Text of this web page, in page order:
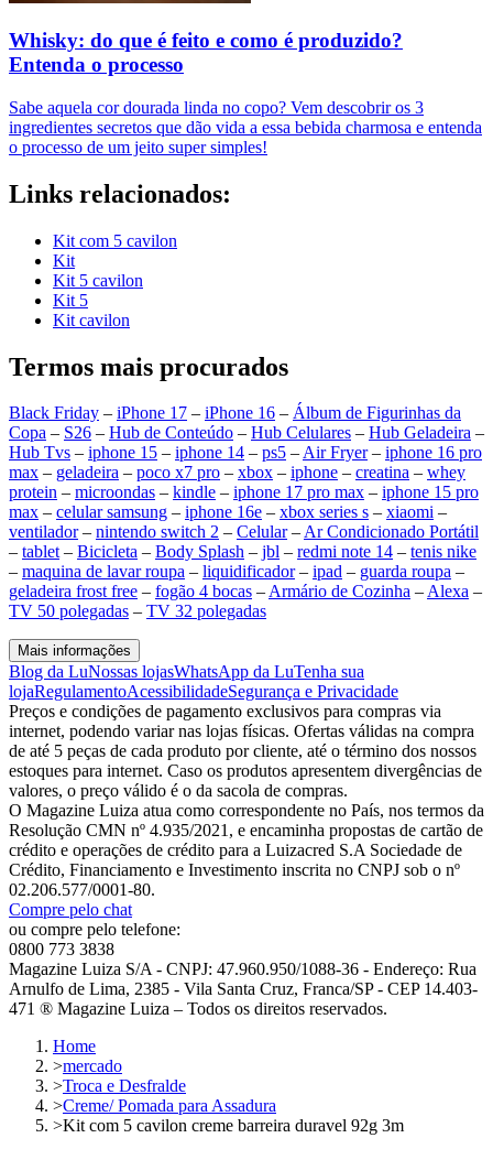
Whisky: do que é feito e como é produzido?
Entenda o processo
Sabe aquela cor dourada linda no copo? Vem descobrir os 3
ingredientes secretos que dão vida a essa bebida charmosa e entenda
o processo de um jeito super simples!
Links relacionados:
Kit com 5 cavilon
Kit
Kit 5 cavilon
Kit 5
Kit cavilon
Termos mais procurados
Black Friday – iPhone 17 – iPhone 16 – Álbum de Figurinhas da
Copa – S26 – Hub de Conteúdo – Hub Celulares – Hub Geladeira –
Hub Tvs – iphone 15 – iphone 14 – ps5 –Air Fryer– iphone 16 pro
max – geladeira – poco x7 pro – xbox – iphone – creatina – whey
protein – microondas – kindle – iphone 17 pro max – iphone 15 pro
max – celular samsung – iphone 16e – xbox series s – xiaomi –
ventilador– nintendo switch 2 – Celular–Ar Condicionado Portátil
– tablet– Bicicleta – Body Splash – jbl – redmi note 14 – tenis nike
– maquina de lavar roupa – liquidificador– ipad – guarda roupa –
geladeira frost free – fogão 4 bocas –Armário de Cozinha –Alexa –
TV 50 polegadas – TV 32 polegadas
Mais informações
Blog da LuNossas lojasWhatsApp da LuTenha sua
lojaRegulamentoAcessibilidadeSegurança e Privacidade
Preços e condições de pagamento exclusivos para compras via
internet, podendo variar nas lojas físicas. Ofertas válidas na compra
de até 5 peças de cada produto por cliente, até o término dos nossos
estoques para internet. Caso os produtos apresentem divergências de
valores, o preço válido é o da sacola de compras.
O Magazine Luiza atua como correspondente no País, nos termos da
Resolução CMN nº 4.935/2021, e encaminha propostas de cartão de
crédito e operações de crédito para a Luizacred S.A Sociedade de
Crédito, Financiamento e Investimento inscrita no CNPJ sob o nº
02.206.577/0001-80.
Compre pelo chat
ou compre pelo telefone:
0800 773 3838
Magazine Luiza S/A - CNPJ: 47.960.950/1088-36 - Endereço: Rua
Arnulfo de Lima, 2385 - Vila Santa Cruz, Franca/SP - CEP 14.403-
471 ® Magazine Luiza – Todos os direitos reservados.
Home
>mercado
>Troca e Desfralde
>Creme/ Pomada para Assadura
>Kit com 5 cavilon creme barreira duravel 92g 3m